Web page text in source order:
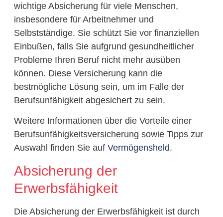
wichtige Absicherung für viele Menschen,
insbesondere für Arbeitnehmer und
Selbstständige. Sie schützt Sie vor finanziellen
Einbußen, falls Sie aufgrund gesundheitlicher
Probleme Ihren Beruf nicht mehr ausüben
können. Diese Versicherung kann die
bestmögliche Lösung sein, um im Falle der
Berufsunfähigkeit abgesichert zu sein.
Weitere Informationen über die Vorteile einer
Berufsunfähigkeitsversicherung sowie Tipps zur
Auswahl finden Sie auf Vermögensheld.
Absicherung der
Erwerbsfähigkeit
Die Absicherung der Erwerbsfähigkeit ist durch